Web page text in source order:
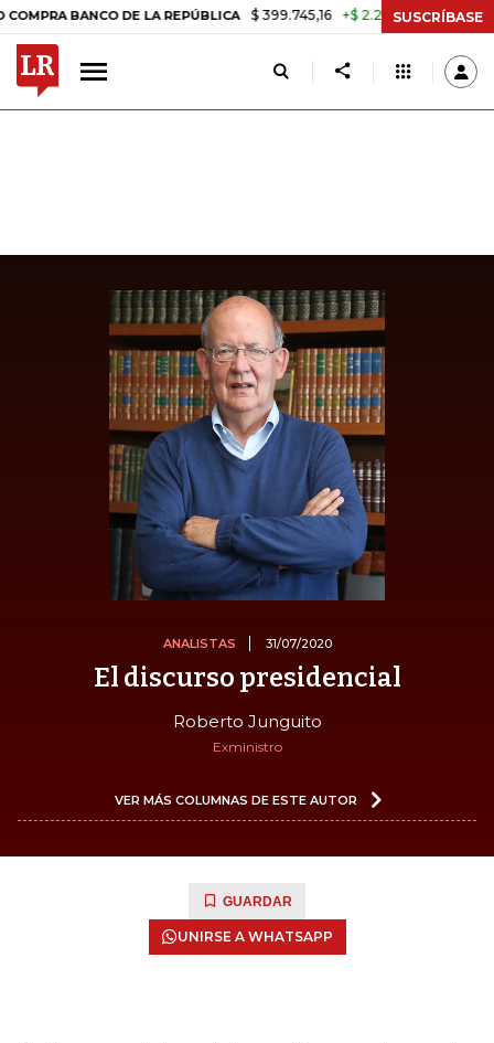
BANCO DE LA REPÚBLICA $ 399.745,16 +$ 2.295,71 +0,58%
SUSCRÍBASE
ANALISTAS 31/07/2020
El discurso presidencial
Roberto Junguito
Exministro
VER MÁS COLUMNAS DE ESTE AUTOR
GUARDAR
UNIRSE A WHATSAPP